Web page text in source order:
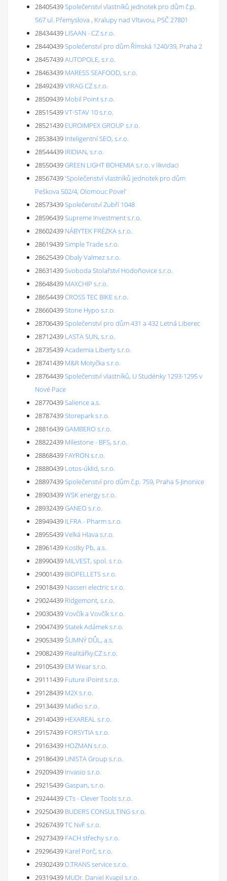
28405439Společenství vlastníků jednotek pro dům č.p.
567 ul. Přemyslova , Kralupy nad Vltavou, PSČ 27801
28434439 LISAAN - CZ s.r.o.
28440439Společenství pro dům Římská 1240/39, Praha 2
28457439AUTOPOLE, s.r.o.
28463439 MARESS SEAFOOD, s.r.o.
28492439VIRAG CZ s.r.o.
28509439 Mobil Point s.r.o.
28515439VT-STAV 10 s.r.o.
28521439 EUROIMPEX GROUP s.r.o.
28538439 Inteligentní SEO, s.r.o.
28544439 IRIDIAN, s.r.o.
28550439GREEN LIGHT BOHEMIA s.r.o. v likvidaci
28567439'Společenství vlastníků jednotek pro dům
Peškova 502/4, Olomouc Povel'
28573439Společenství Zubří 1048
28596439Supreme Investment s.r.o.
28602439 NÁBYTEK FRÉZKA s.r.o.
28619439Simple Trade s.r.o.
28625439Obaly Valmez s.r.o.
28631439Svoboda Stolařství Hodoňovice s.r.o.
28648439 MAXCHIP s.r.o.
28654439CROSS TEC BIKE s.r.o.
28660439Stone Hypo s.r.o.
28706439Společenství pro dům 431 a 432 Letná Liberec
28712439 LASTA SUN, s.r.o.
28735439Academia Liberty s.r.o.
28741439 M&R Motyčka s.r.o.
28764439Společenství vlastníků, U Studénky 1293-1295 v
Nové Pace
28770439Salience a.s.
28787439Storepark s.r.o.
28816439GAMBERO s.r.o.
28822439 Milestone - BFS, s.r.o.
28868439 FAYRON s.r.o.
28880439 Lotos-úklid, s.r.o.
28897439Společenství pro dům č.p. 759, Praha 5-Jinonice
28903439WSK energy s.r.o.
28932439GANEO s.r.o.
28949439 ILFRA - Pharm s.r.o.
28955439Velká Hlava s.r.o.
28961439 Kostky Pb, a.s.
28990439 MILVEST, spol. s r.o.
29001439 BIOPELLETS s.r.o.
29018439 Nasseri electric s.r.o.
29024439 Ridgemont, s.r.o.
29030439Vovčík a Vovčík s.r.o.
29047439Statek Adámek s.r.o.
29053439ŠUMNÝ DŮL, a.s.
29082439 Realitářky.CZ s.r.o.
29105439 EM Wear s.r.o.
29111439 Future iPoint s.r.o.
29128439 M2X s.r.o.
29134439 Maťko s.r.o.
29140439 HEXAREAL s.r.o.
29157439 FORSYTIA s.r.o.
29163439 HOZMAN s.r.o.
29186439 UNISTA Group s.r.o.
29209439 Invasio s.r.o.
29215439Gaspan, s.r.o.
29244439CTs - Clever Tools s.r.o.
29250439 BUDERS CONSULTING s.r.o.
29267439TC NvF s.r.o.
29273439 FACH střechy s.r.o.
29296439 Karel Porč, s.r.o.
29302439 D.TRANS service s.r.o.
29319439 MUDr. Daniel Kvapil s.r.o.